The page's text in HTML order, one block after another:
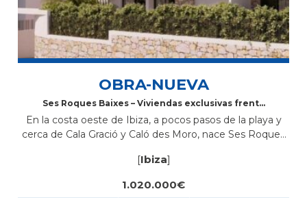
OBRA-NUEVA
Ses Roques Baixes – Viviendas exclusivas frente
En la costa oeste de Ibiza, a pocos pasos de la playa y
cerca de Cala Gració y Caló des Moro, nace Ses Roques
ibicenco,...
[Ibiza]
1.020.000€